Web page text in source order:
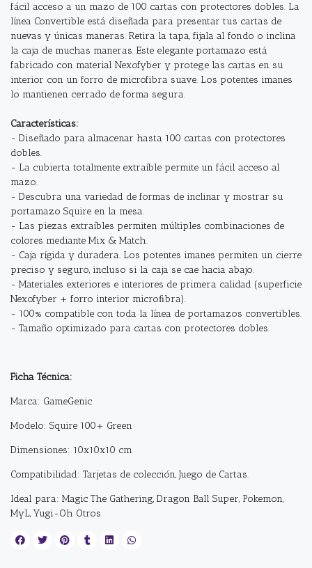
fácil acceso a un mazo de 100 cartas con protectores dobles. La
línea Convertible está diseñada para presentar tus cartas de
nuevas y únicas maneras. Retira la tapa, fijala al fondo o inclina
la caja de muchas maneras. Este elegante portamazo está
fabricado con material Nexofyber y protege las cartas en su
interior con un forro de microfibra suave. Los potentes imanes
lo mantienen cerrado de forma segura.
Características:
- Diseñado para almacenar hasta 100 cartas con protectores
dobles.
- La cubierta totalmente extraíble permite un fácil acceso al
mazo.
- Descubra una variedad de formas de inclinar y mostrar su
portamazo Squire en la mesa.
- Las piezas extraíbles permiten múltiples combinaciones de
colores mediante Mix & Match.
- Caja rígida y duradera. Los potentes imanes permiten un cierre
preciso y seguro, incluso si la caja se cae hacia abajo.
- Materiales exteriores e interiores de primera calidad (superficie
Nexofyber + forro interior microﬁbra).
- 100% compatible con toda la línea de portamazos convertibles.
- Tamaño optimizado para cartas con protectores dobles.
Ficha Técnica:
Marca: GameGenic
Modelo: Squire 100+ Green
Dimensiones: 10x10x10 cm
Compatibilidad: Tarjetas de colección, Juego de Cartas.
Ideal para: Magic The Gathering, Dragon Ball Super, Pokemon,
MyL, Yugi-Oh Otros